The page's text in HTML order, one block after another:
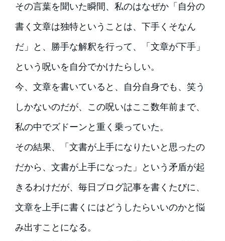
その言葉を聞いた瞬間、私のはなぜか「自分の
書く文章は独特ということは、下手くそなん
だ」と、勝手な解釈を行って、「文章が下手」
という呪いを自分でかけたらしい。
今、文章を書いていると、自分自身でも、笑う
しかないのだが、この呪いはここ数年前まで、
私の中でズドーンと重く乗っていた。
その結果、「文書が上手になりたいと思ったの
だから、文書が上手になった」という矛盾が起
きるわけだが、毎日ブログ記事を書くたびに、
文章を上手に書くにはどうしたらいいのかと悩
み出すことになる。